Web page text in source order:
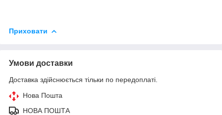
Приховати
Умови доставки
Доставка здійснюється тільки по передоплаті.
Нова Пошта
НОВА ПОШТА